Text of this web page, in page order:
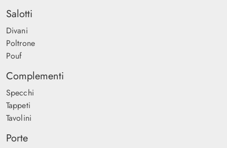
Salotti
Divani
Poltrone
Pouf
Complementi
Specchi
Tappeti
Tavolini
Porte